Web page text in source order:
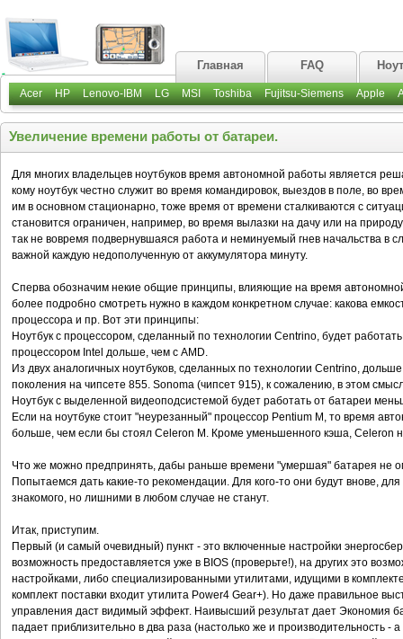
Главная FAQ
Acer HP Lenovo-IBM LG MSI Toshiba Fujitsu-Siemens Apple
Увеличение времени работы от батареи.
Для многих владельцев ноутбуков время автономной работы является
кому ноутбук честно служит во время командировок, выездов в поле, во
им в основном стационарно, тоже время от времени сталкиваются с
становится ограничен, например, во время вылазки на дачу или на
так не вовремя подвернувшаяся работа и неминуемый гнев начальства в
важной каждую недополученную от аккумулятора минуту.
Сперва обозначим некие общие принципы, влияющие на время
более подробно смотреть нужно в каждом конкретном случае: какова
процессора и пр. Вот эти принципы:
Ноутбук с процессором, сделанный по технологии Centrino, будет
процессором Intel дольше, чем с AMD.
Из двух аналогичных ноутбуков, сделанных по технологии Centrino,
поколения на чипсете 855. Sonoma (чипсет 915), к сожалению, в этом
Ноутбук с выделенной видеоподсистемой будет работать от батареи
Если на ноутбуке стоит "неурезанный" процессор Pentium M, то время
больше, чем если бы стоял Celeron M. Кроме уменьшенного кэша, Celeron
Что же можно предпринять, дабы раньше времени "умершая" батарея не
Попытаемся дать какие-то рекомендации. Для кого-то они будут внове,
знакомого, но лишними в любом случае не станут.
Итак, приступим.
Первый (и самый очевидный) пункт - это включенные настройки
возможность предоставляется уже в BIOS (проверьте!), на других это
настройками, либо специализированными утилитами, идущими в
комплект поставки входит утилита Power4 Gear+). Но даже правильное
управления даст видимый эффект. Наивысший результат дает Экономия
падает приблизительно в два раза (настолько же и производительность -